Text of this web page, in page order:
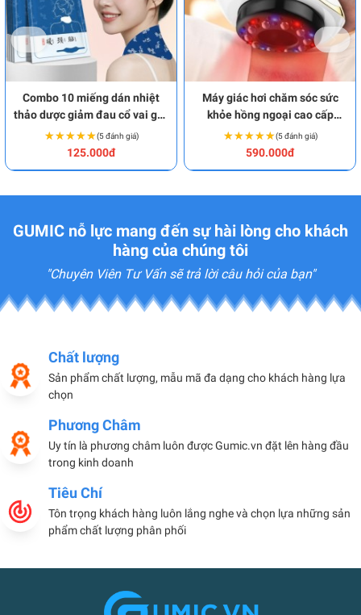
Combo 10 miếng dán nhiệt
thảo dược giảm đau cổ vai gáy
an toàn BA1872
★★★★★
★★★★★(5 đánh giá)
125.000đ
Máy giác hơi chăm sóc sức
khỏe hồng ngoại cao cấp
BA1869
★★★★★
★★★★★(5 đánh giá)
590.000đ
GUMIC nỗ lực mang đến sự hài lòng cho khách
hàng của chúng tôi
"Chuyên Viên Tư Vấn sẽ trả lời câu hỏi của bạn"
Chất lượng
Sản phẩm chất lượng, mẫu mã đa dạng cho khách hàng lựa
chọn
Phương Châm
Uy tín là phương châm luôn được Gumic.vn đặt lên hàng đầu
trong kinh doanh
Tiêu Chí
Tôn trọng khách hàng luôn lắng nghe và chọn lựa những sản
phẩm chất lượng phân phối